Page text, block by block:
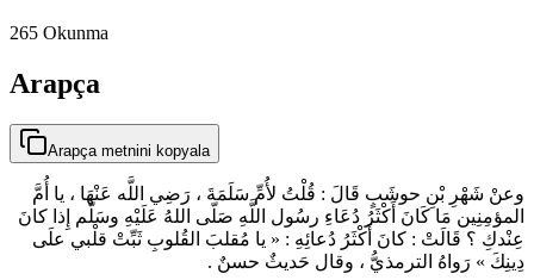
265 Okunma
Arapça
Arapça metnini kopyala
وعنْ شَهْرِ بْنِ حوشَبٍ قَالَ : قُلْتُ لأُمِّ سَلَمَةَ ، رَضِي اللَّه عَنْهَا ، يا أُمَّ
المؤمِنِين مَا كَانَ أَكْثَرُ دُعَاءِ رسُول اللَّهِ صَلّى اللهُ عَلَيْهِ وسَلَّم إِذا كانَ
عِنْدكِ ؟ قَالَتْ : كانَ أَكْثَرُ دُعائِهِ : « يا مُقلبَ القُلوبِ ثَبِّتْ قلْبي علَى
دِينِكَ » رَواهُ الترمذيُّ ، وقال حَديثٌ حسنٌ .